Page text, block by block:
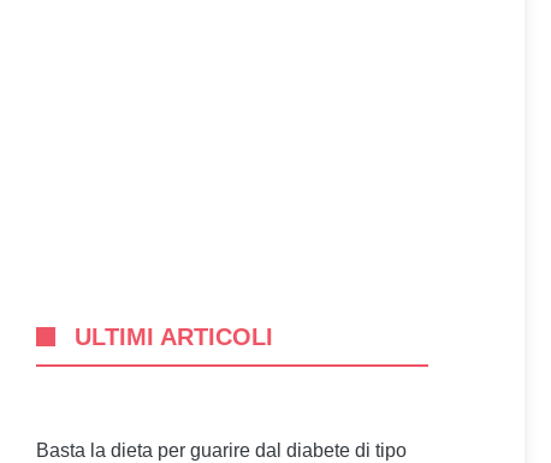
ULTIMI ARTICOLI
Basta la dieta per guarire dal diabete di tipo